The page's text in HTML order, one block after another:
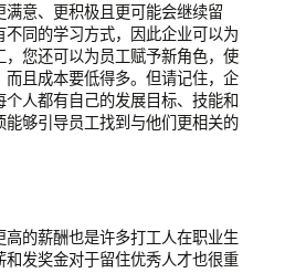
意、更积极且更可能会继续留
同的学习方式，因此企业可以为
您还可以为员工赋予新角色，使
且成本要低得多。但请记住，企
人都有自己的发展目标、技能和
够引导员工找到与他们更相关的
的薪酬也是许多打工人在职业生
发奖金对于留住优秀人才也很重